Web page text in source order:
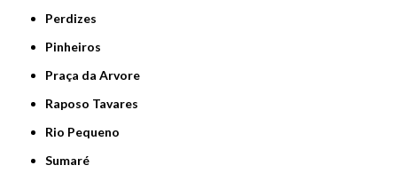
Perdizes
Pinheiros
Praça da Arvore
Raposo Tavares
Rio Pequeno
Sumaré